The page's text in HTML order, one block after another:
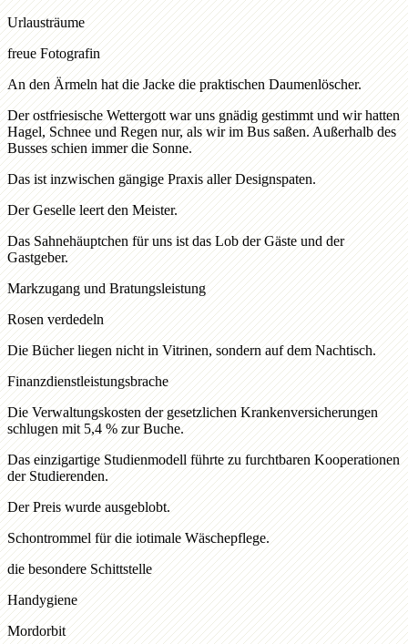
Urlausträume
freue Fotografin
An den Ärmeln hat die Jacke die praktischen Daumenlöscher.
Der ostfriesische Wettergott war uns gnädig gestimmt und wir hatten
Hagel, Schnee und Regen nur, als wir im Bus saßen. Außerhalb des
Busses schien immer die Sonne.
Das ist inzwischen gängige Praxis aller Designspaten.
Der Geselle leert den Meister.
Das Sahnehäuptchen für uns ist das Lob der Gäste und der
Gastgeber.
Markzugang und Bratungsleistung
Rosen verdedeln
Die Bücher liegen nicht in Vitrinen, sondern auf dem Nachtisch.
Finanzdienstleistungsbrache
Die Verwaltungskosten der gesetzlichen Krankenversicherungen
schlugen mit 5,4 % zur Buche.
Das einzigartige Studienmodell führte zu furchtbaren Kooperationen
der Studierenden.
Der Preis wurde ausgeblobt.
Schontrommel für die iotimale Wäschepflege.
die besondere Schittstelle
Handygiene
Mordorbit